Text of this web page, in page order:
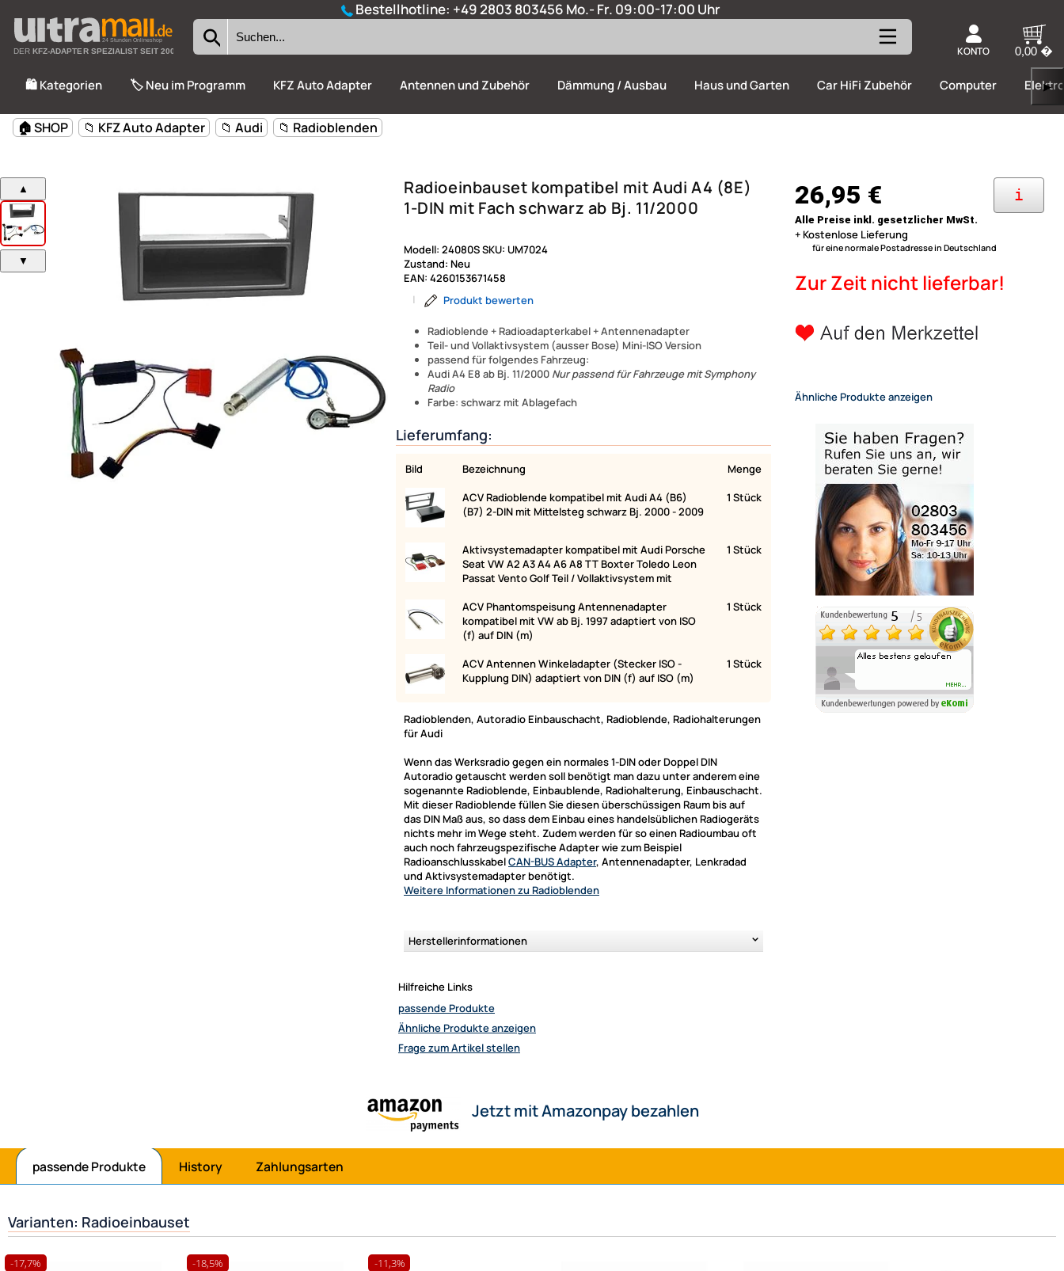
Bestellhotline: +49 2803 803456 Mo.- Fr. 09:00-17:00 Uhr
24 Stunden Onlineshop
DERKFZ-ADAPTER SPEZIALIST SEIT 2002 KONTO 0,00 �
🛍️ Kategorien 🏷️ Neu im Programm KFZ Auto Adapter Antennen und Zubehör Dämmung / Ausbau Haus und Garten Car HiFi Zubehör Computer ▶
🏠 SHOP 📁 KFZ Auto Adapter 📁 Audi 📁 Radioblenden
▲
▼
Radioeinbauset kompatibel mit Audi A4 (8E)
1-DIN mit Fach schwarz ab Bj. 11/2000
Radioblende + Radioadapterkabel + Antennenadapter
Teil- und Vollaktivsystem (ausser Bose) Mini-ISO Version
passend für folgendes Fahrzeug:
Audi A4 E8 ab Bj. 11/2000 Nur passend für Fahrzeuge mit Symphony
Radio
Farbe: schwarz mit Ablagefach
Modell: 24080SSKU: UM7024
Zustand: Neu
EAN: 4260153671458
|
Produkt bewerten
Lieferumfang:
Bild Bezeichnung
Menge
ACV Radioblende kompatibel mit Audi A4 (B6)
(B7) 2-DIN mit Mittelsteg schwarz Bj. 2000 - 2009
1 Stück
Aktivsystemadapter kompatibel mit Audi Porsche
Seat VW A2 A3 A4 A6 A8 TT Boxter Toledo Leon
Passat Vento Golf Teil / Vollaktivsystem mit
1 Stück
ACV Phantomspeisung Antennenadapter
kompatibel mit VW ab Bj. 1997 adaptiert von ISO
(f) auf DIN (m)
1 Stück
ACV Antennen Winkeladapter (Stecker ISO -
Kupplung DIN) adaptiert von DIN (f) auf ISO (m)
1 Stück
Radioblenden, Autoradio Einbauschacht, Radioblende, Radiohalterungen
für Audi
Wenn das Werksradio gegen ein normales 1-DIN oder Doppel DIN
Autoradio getauscht werden soll benötigt man dazu unter anderem eine
sogenannte Radioblende, Einbaublende, Radiohalterung, Einbauschacht.
Mit dieser Radioblende füllen Sie diesen überschüssigen Raum bis auf
das DIN Maß aus, so dass dem Einbau eines handelsüblichen Radiogeräts
nichts mehr im Wege steht. Zudem werden für so einen Radioumbau oft
auch noch fahrzeugspezifische Adapter wie zum Beispiel
RadioanschlusskabelCAN-BUS Adapter, Antennenadapter, Lenkradad
und Aktivsystemadapter benötigt.
Weitere Informationenzu Radioblenden
Herstellerinformationen
Hilfreiche Links
passende Produkte
Ähnliche Produkte anzeigen
Frage zum Artikel stellen
i
26,95 €
Alle Preise inkl. gesetzlicher MwSt.
+ Kostenlose Lieferung
für eine normale Postadresse in Deutschland
Zur Zeit nicht lieferbar!
Ähnliche Produkte anzeigen
Jetzt mit Amazonpay bezahlen
passende Produkte History Zahlungsarten
Varianten: Radioeinbauset
-17,7% -18,5% -11,3%